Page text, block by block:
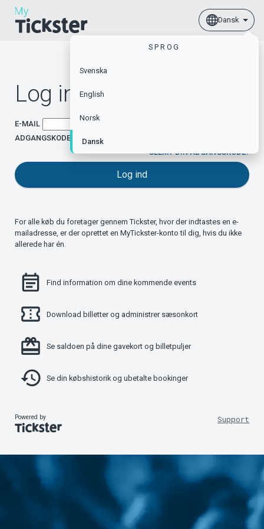
Dansk
SPROG
Svenska
English
Norsk
Dansk
Log ind
E-MAIL
ADGANGSKODE
GLEMT DIN ADGANGSKODE?
Log ind
For alle køb du foretager gennem Tickster, hvor der indtastes en e-
mailadresse, er der oprettet en MyTickster-konto til dig, hvis du ikke
allerede har én.
Find information om dine kommende events
Download billetter og administrer sæsonkort
Se saldoen på dine gavekort og billetpuljer
Se din købshistorik og ubetalte bookinger
Powered by Support